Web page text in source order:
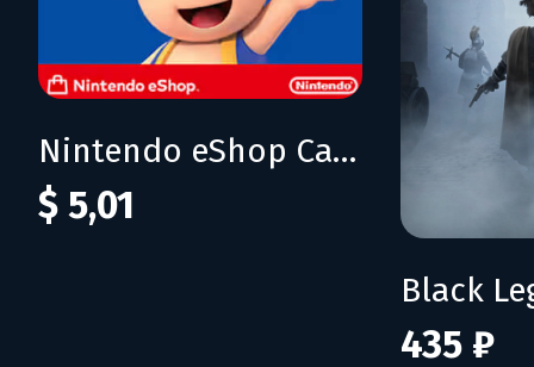
Nintendo eShop Card 5$ (USA)
$ 5,01
Black
435 ₽